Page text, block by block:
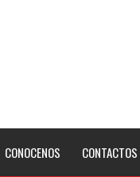
CONOCENOS CONTACTOS